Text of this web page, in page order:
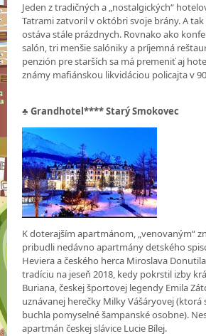
Jeden z tradičných a „nostalgických“
Tatrami zatvoril v októbri svoje brány. A
ostáva stále prázdnych. Rovnako ako
salón, tri menšie salóniky a príjemná
penzión pre starších sa má premeniť aj
známy mafiánskou likvidáciou policajta v
♣Grandhotel**** Starý Smokovec
K doterajším apartmánom, „venovaným“
pribudli nedávno apartmány detského
Heviera a českého herca Miroslava
tradíciu na jeseň 2018, kedy pokrstil izby
Buriana, českej športovej legendy Emila
uznávanej herečky Milky Vášáryovej (ktorá
buchla pomyselné šampanské osobne).
apartmán českej slávice Lucie Bílej.